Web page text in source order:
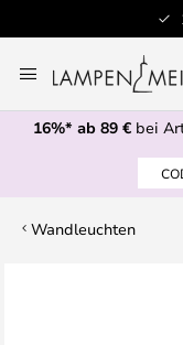
Inhalt
springen
16%* ab 89 € bei
Wandleuchten